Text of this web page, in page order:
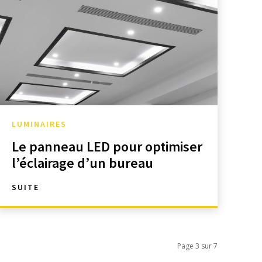
LUMINAIRES
Le panneau LED pour optimiser
l’éclairage d’un bureau
SUITE
Page 3 sur 7